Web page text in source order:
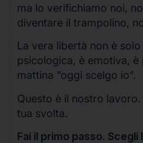
ma lo verifichiamo noi,
diventare il trampolino,
La vera libertà non è
psicologica, è emotiva,
mattina “oggi scelgo io”.
Questo è il nostro
tua svolta.
Fai il primo passo.